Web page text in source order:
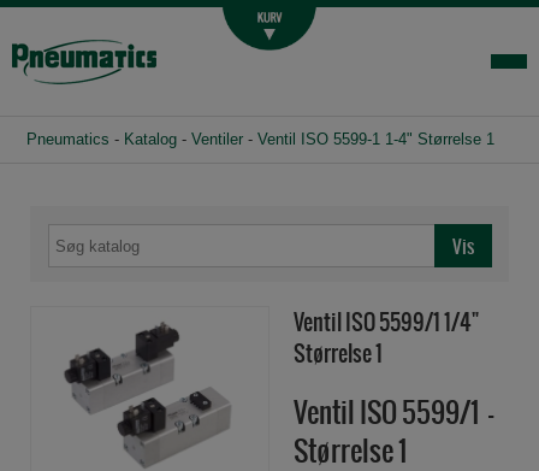
Fittings og slange
Login-infocenter
Pneumatics - Katalog - Ventiler - Ventil ISO 5599-1 1-4" Størrelse 1
Ventil ISO 5599/1 1/4"
Størrelse 1
Ventil ISO 5599/1 -
Størrelse 1